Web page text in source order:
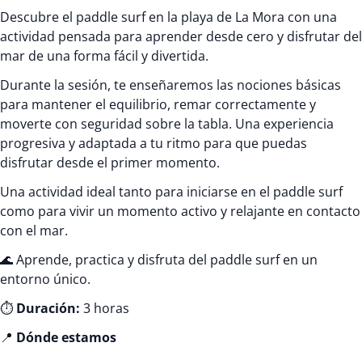
Descubre el paddle surf en la playa de La Mora con una
actividad pensada para aprender desde cero y disfrutar del
mar de una forma fácil y divertida.
Durante la sesión, te enseñaremos las nociones básicas
para mantener el equilibrio, remar correctamente y
moverte con seguridad sobre la tabla. Una experiencia
progresiva y adaptada a tu ritmo para que puedas
disfrutar desde el primer momento.
Una actividad ideal tanto para iniciarse en el paddle surf
como para vivir un momento activo y relajante en contacto
con el mar.
🌊 Aprende, practica y disfruta del paddle surf en un
entorno único.
⏱️ Duración: 3 horas
📍 Dónde estamos